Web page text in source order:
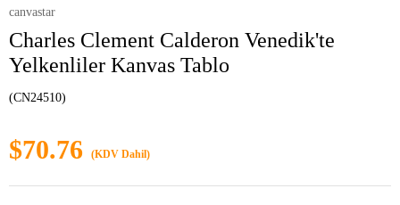
canvastar
Charles Clement Calderon Venedik'te
Yelkenliler Kanvas Tablo
(CN24510)
$70.76 (KDV Dahil)